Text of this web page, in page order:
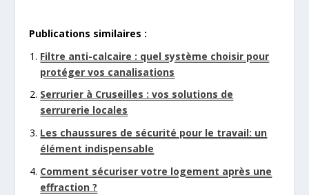
Publications similaires :
Filtre anti-calcaire : quel système choisir pour
protéger vos canalisations
Serrurier à Cruseilles : vos solutions de
serrurerie locales
Les chaussures de sécurité pour le travail: un
élément indispensable
Comment sécuriser votre logement après une
effraction ?